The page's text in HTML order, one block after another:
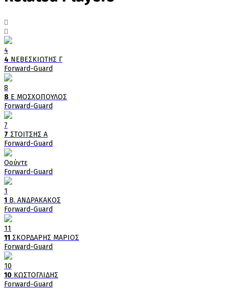
4
4 ΝΕΒΕΣΚΙΩΤΗΣ Γ
Forward-Guard
8
8 Ε ΜΟΣΧΟΠΟΥΛΟΣ
Forward-Guard
7
7 ΣΤΟΙΤΣΗΣ Α
Forward-Guard
Οούντε
Forward-Guard
1
1 Β. ΑΝΔΡΑΚΑΚΟΣ
Forward-Guard
11
11 ΣΚΟΡΔΑΡΗΣ ΜΑΡΙΟΣ
Forward-Guard
10
10 ΚΩΣΤΟΓΛΙΔΗΣ
Forward-Guard